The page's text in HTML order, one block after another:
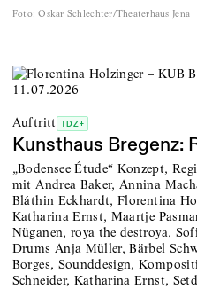
Foto: Oskar Schlechter/Theaterhaus Jena
Auftritt TDZ+
Kunsthaus Bregenz:
„Bodensee Étude“ Konzept,
mit Andrea Baker, Annina
Bláthin Eckhardt, Florentina
Katharina Ernst, Maartje
Nüganen, roya the destroya,
Drums Anja Müller, Bärbel
Borges, Sounddesign,
Schneider, Katharina Ernst,